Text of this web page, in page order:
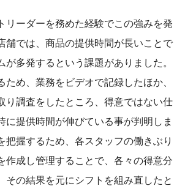
リーダーを務めた経験でこの強みを発
舗では、商品の提供時間が長いことで
が多発するという課題がありました。
ため、業務をビデオで記録したほか、
り調査をしたところ、得意ではない仕
に提供時間が伸びている事が判明しま
把握するため、各スタッフの働きぶり
作成し管理することで、各々の得意分
その結果を元にシフトを組み直したと